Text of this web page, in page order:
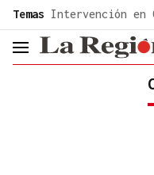
common.go-to-content
Temas Intervención en
header.menu.open